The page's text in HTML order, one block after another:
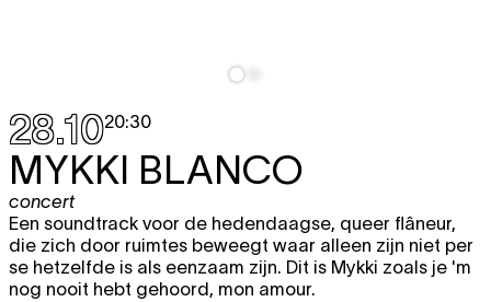
28.1020:30
MYKKI BLANCO
concert
Een soundtrack voor de hedendaagse, queer flâneur,
die zich door ruimtes beweegt waar alleen zijn niet per
se hetzelfde is als eenzaam zijn. Dit is Mykki zoals je 'm
nog nooit hebt gehoord, mon amour.